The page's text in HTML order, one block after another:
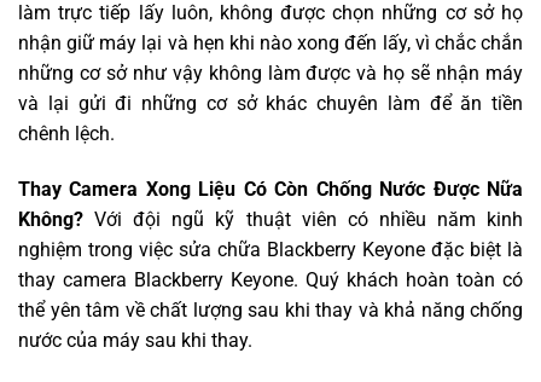
làm trực tiếp lấy luôn, không được chọn những cơ sở họ
nhận giữ máy lại và hẹn khi nào xong đến lấy, vì chắc chắn
những cơ sở như vậy không làm được và họ sẽ nhận máy
và lại gửi đi những cơ sở khác chuyên làm để ăn tiền
chênh lệch.
Thay Camera Xong Liệu Có Còn Chống Nước Được Nữa
Không? Với đội ngũ kỹ thuật viên có nhiều năm kinh
nghiệm trong việc sửa chữa Blackberry Keyone đặc biệt là
thay camera Blackberry Keyone. Quý khách hoàn toàn có
thể yên tâm về chất lượng sau khi thay và khả năng chống
nước của máy sau khi thay.